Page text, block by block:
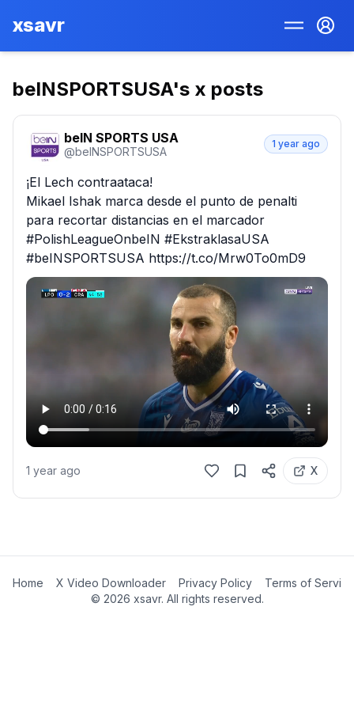
xsavr
beINSPORTSUSA's x posts
beIN SPORTS USA
@beINSPORTSUSA
1 year ago
¡El Lech contraataca!
Mikael Ishak marca desde el punto de penalti
para recortar distancias en el marcador
#PolishLeagueOnbeIN #EkstraklasaUSA
#beINSPORTSUSA https://t.co/Mrw0To0mD9
1 year ago X
Home X Video Downloader Privacy Policy
Terms of Service
© 2026 xsavr. All rights reserved.